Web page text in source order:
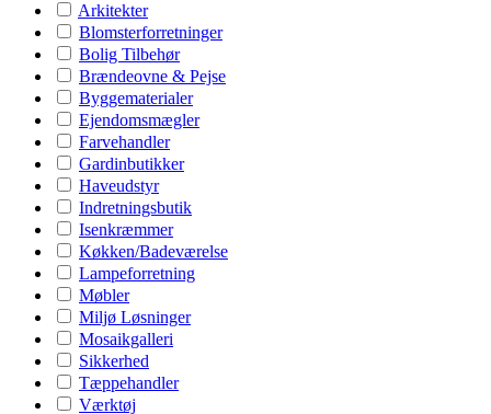
Arkitekter
Blomsterforretninger
Bolig Tilbehør
Brændeovne & Pejse
Byggematerialer
Ejendomsmægler
Farvehandler
Gardinbutikker
Haveudstyr
Indretningsbutik
Isenkræmmer
Køkken/Badeværelse
Lampeforretning
Møbler
Miljø Løsninger
Mosaikgalleri
Sikkerhed
Tæppehandler
Værktøj